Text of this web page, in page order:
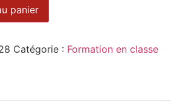
panier
Catégorie : Formation en classe